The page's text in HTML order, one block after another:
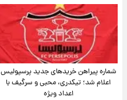
شماره پیراهن خریدهای جدید پرسپولیس
اعلام شد؛ تیکدری، محبی و سرگیف با
اعداد ویژه